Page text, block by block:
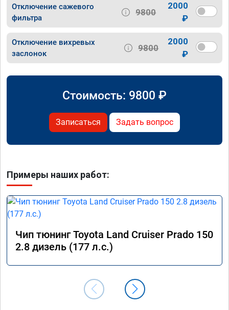
Отключение сажевого
фильтра
9800
2000
₽
Отключение вихревых
заслонок
9800
2000
₽
Стоимость: 9800 ₽
Записаться Задать вопрос
Примеры наших работ:
Чип тюнинг Toyota Land Cruiser Prado 150
2.8 дизель (177 л.с.)